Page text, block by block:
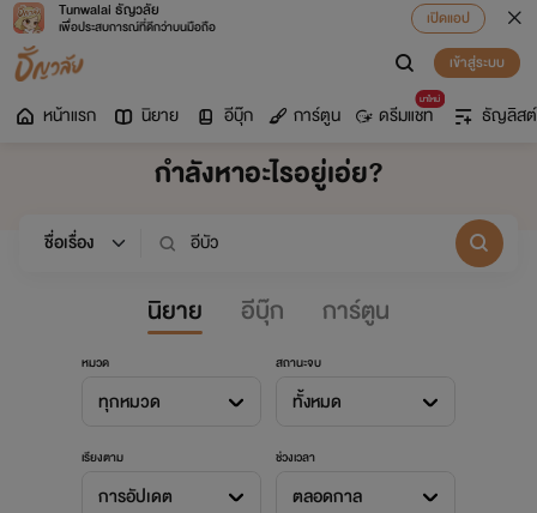
Tunwalai ธัญวลัย
เพื่อประสบการณ์ที่ดีกว่าบนมือถือ
เปิดแอป
เข้าสู่ระบบ
หน้าแรก นิยาย อีบุ๊ก การ์ตูน
มาใหม่
ดรีมแชท ธัญลิสต์
กำลังหาอะไรอยู่เอ่ย?
นิยาย อีบุ๊ก การ์ตูน
หมวด
ทุกหมวด
สถานะจบ
ทั้งหมด
เรียงตาม
การอัปเดต
ช่วงเวลา
ตลอดกาล